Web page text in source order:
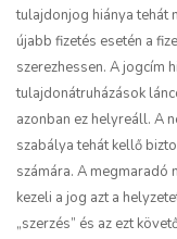
tulajdonjog hiánya tehát
újabb fizetés esetén a
szerezhessen. A jogcím
tulajdonátruházások
azonban ez helyreáll. A
szabálya tehát kellő
számára. A megmaradó
kezeli a jog azt a
„szerzés” és az ezt